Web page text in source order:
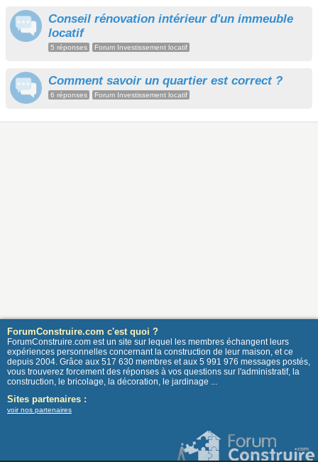
Conseil rénovation intérieur d'un immeuble
locatif
5 réponses Forum Investissement locatif
Comment savoir un quartier est correct ?
6 réponses Forum Investissement locatif
ForumConstruire.com c'est quoi ?
ForumConstruire.com est un site sur lequel les membres échangent leurs
expériences personnelles concernant la construction de leur maison, et ce
depuis 2004. Grâce aux 517 630 membres et aux 5 991 976 messages postés,
vous trouverez forcement des réponses à vos questions sur l'administratif, la
construction, le bricolage, la décoration, le jardinage ...
Sites partenaires :
voir nos partenaires